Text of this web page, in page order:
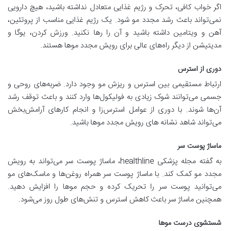
اگر خواب کافی، تحرک و رژیم غذایی متعادل نداشته باشید، هیچ دارویی
نمی‌تواند باعث رشد مجدد مو شود. یک رژیم غذایی مناسب از پروتئین،
آهن و ویتامین داشته باشید و آن را رها نکنید. ورزش کردن، یوگا و
مدیتیشن از دیگر راه‌های عالی برای رویش مجدد موها هستند.
دوری از استرس
ارتباط مستقیمی بین استرس و ریزش مو وجود دارد. ضربه‌های روحی و
جسمی می‌توانند شوک زیادی به فولیکول‌ها وارد کنند و باعث توقف رشد
آن‌ها شوند. با دوری از عوامل استرس‌زا و انجام کارهای آرامش‌بخش
می‌تواند شاهد نشانه های رویش مجدد موها باشید.
ماساژ پوست سر
به گفته مجله پزشکی healthline، ماساژ پوست سر می‌تواند به رویش
مجدد مو کمک کند. با ماساژ پوست سر همراه روغن‌ها و ماسک‌های مو
می‌توانید پوست سر را تحریک کرده و حجم موها را افزایش دهید.
همچنین ماساژ سر باعث کاهش استرس و تنش‌های طول روز می‌شود.
شستشوی درست موها